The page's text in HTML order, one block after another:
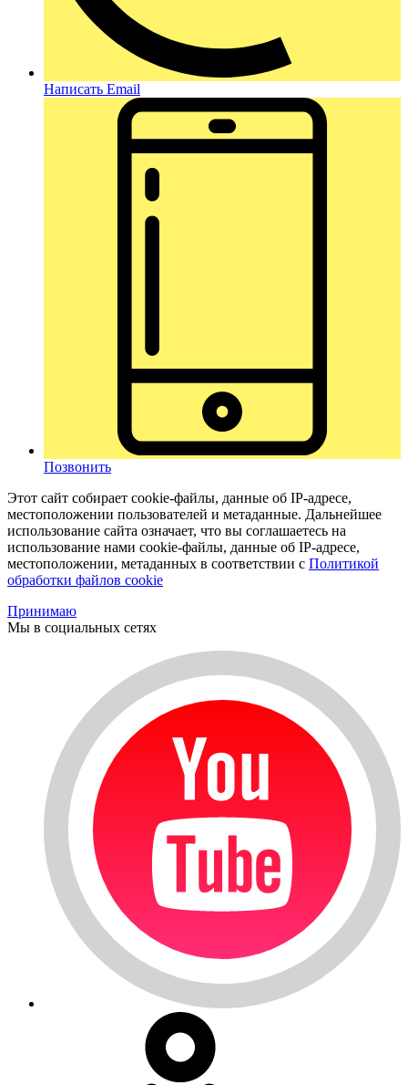
Написать Email
Позвонить
Этот сайт собирает cookie-файлы, данные об IP-адресе,
местоположении пользователей и метаданные. Дальнейшее
использование сайта означает, что вы соглашаетесь на
использование нами cookie-файлы, данные об IP-адресе,
местоположении, метаданных в соответствии с Политикой
обработки файлов cookie
Принимаю
Мы в социальных сетях